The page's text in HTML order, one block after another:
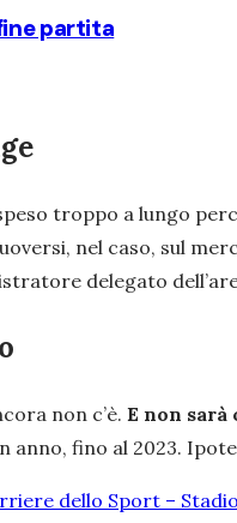
partita
troppo a lungo
nel caso, sul
delegato
non c’è. E non
fino al 2023.
dello Sport – Stadio